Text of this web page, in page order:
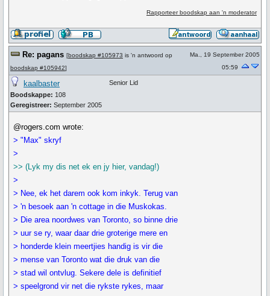
Rapporteer boodskap aan 'n moderator
Re: pagans [boodskap #105973 is 'n antwoord op
boodskap #105942]
Ma., 19 September 2005
05:59
kaalbaster
Boodskappe: 108
Geregistreer: September 2005
Senior Lid
@rogers.com wrote:
> "Max" skryf
>
>> (Lyk my dis net ek en jy hier, vandag!)
>
> Nee, ek het darem ook kom inkyk. Terug van
> 'n besoek aan 'n cottage in die Muskokas.
> Die area noordwes van Toronto, so binne drie
> uur se ry, waar daar drie groterige mere en
> honderde klein meertjies handig is vir die
> mense van Toronto wat die druk van die
> stad wil ontvlug. Sekere dele is definitief
> speelgrond vir net die rykste rykes, maar